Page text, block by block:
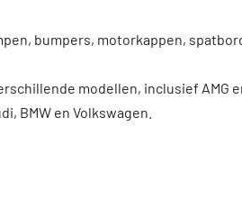
bumpers, motorkappen,
modellen, inclusief AMG
BMW en Volkswagen.